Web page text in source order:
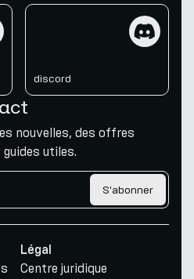
discord
nouvelles, des offres
utiles.
S'abonner
Légal
Centre juridique